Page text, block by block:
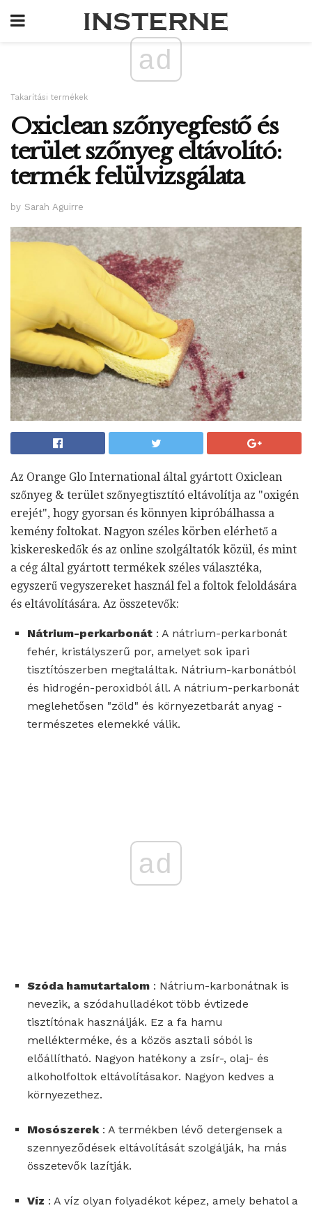
ad
Takarítási termékek
Oxiclean szőnyegfestő és
terület szőnyeg eltávolító:
termék felülvizsgálata
by Sarah Aguirre
Az Orange Glo International által gyártott Oxiclean
szőnyeg & terület szőnyegtisztító eltávolítja az "oxigén
erejét", hogy gyorsan és könnyen kipróbálhassa a
kemény foltokat. Nagyon széles körben elérhető a
kiskereskedők és az online szolgáltatók közül, és mint
a cég által gyártott termékek széles választéka,
egyszerű vegyszereket használ fel a foltok feloldására
és eltávolítására. Az összetevők:
Nátrium-perkarbonát : A nátrium-perkarbonát
fehér, kristályszerű por, amelyet sok ipari
tisztítószerben megtaláltak. Nátrium-karbonátból
és hidrogén-peroxidból áll. A nátrium-perkarbonát
meglehetősen "zöld" és környezetbarát anyag -
természetes elemekké válik.
ad
Szóda hamutartalom : Nátrium-karbonátnak is
nevezik, a szódahulladékot több évtizede
tisztítónak használják. Ez a fa hamu
mellékterméke, és a közös asztali sóból is
előállítható. Nagyon hatékony a zsír-, olaj- és
alkoholfoltok eltávolításakor. Nagyon kedves a
környezethez.
Mosószerek : A termékben lévő detergensek a
szennyeződések eltávolítását szolgálják, ha más
összetevők lazítják.
Víz : A víz olyan folyadékot képez, amely behatol a